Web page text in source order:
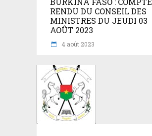
RENDU DU CONSEIL DES
MINISTRES DU JEUDI 03
AOÛT 2023
4 août 2023